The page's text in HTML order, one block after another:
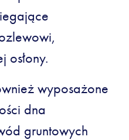
osłony.
wyposażone
dna
gruntowych